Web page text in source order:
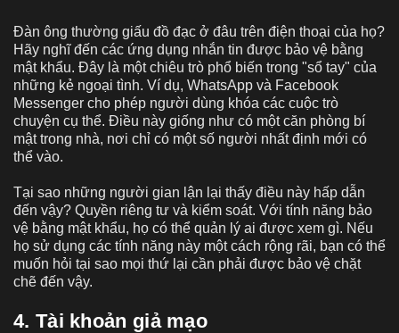
Đàn ông thường giấu đồ đạc ở đâu trên điện thoại của họ?
Hãy nghĩ đến các ứng dụng nhắn tin được bảo vệ bằng
mật khẩu. Đây là một chiêu trò phổ biến trong "sổ tay" của
những kẻ ngoại tình. Ví dụ, WhatsApp và Facebook
Messenger cho phép người dùng khóa các cuộc trò
chuyện cụ thể. Điều này giống như có một căn phòng bí
mật trong nhà, nơi chỉ có một số người nhất định mới có
thể vào.
Tại sao những người gian lận lại thấy điều này hấp dẫn
đến vậy? Quyền riêng tư và kiểm soát. Với tính năng bảo
vệ bằng mật khẩu, họ có thể quản lý ai được xem gì. Nếu
họ sử dụng các tính năng này một cách rộng rãi, bạn có thể
muốn hỏi tại sao mọi thứ lại cần phải được bảo vệ chặt
chẽ đến vậy.
4. Tài khoản giả mạo